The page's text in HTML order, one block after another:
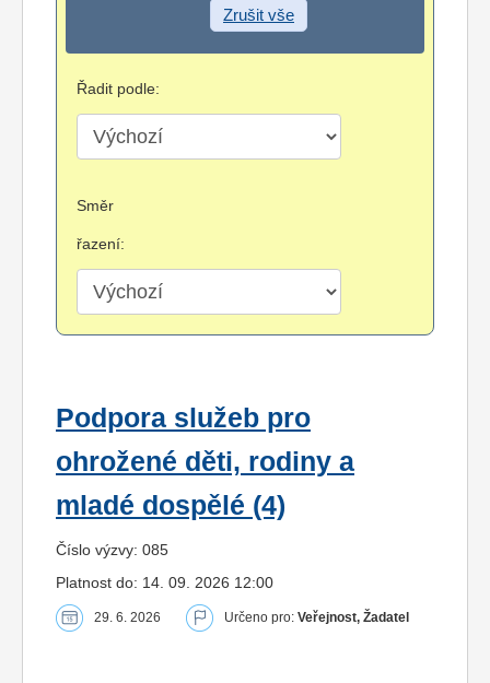
Zrušit vše
Řadit podle:
Směr
řazení:
Podpora služeb pro
ohrožené děti, rodiny a
mladé dospělé (4)
Číslo výzvy: 085
Platnost do: 14. 09. 2026 12:00
29. 6. 2026 Určeno pro: Veřejnost, Žadatel